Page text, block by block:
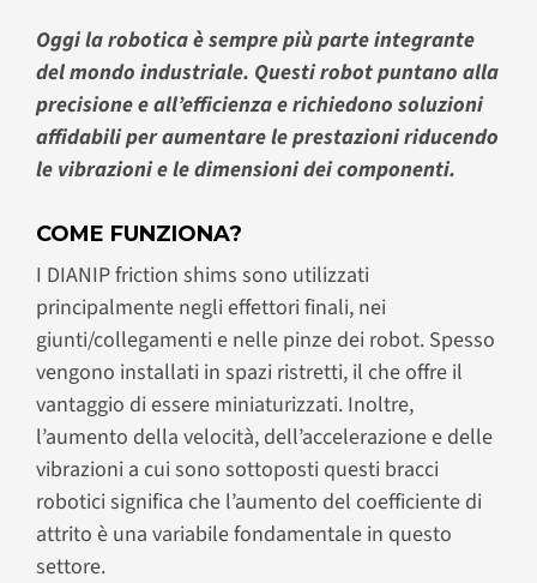
Oggi la robotica è sempre più parte integrante
del mondo industriale. Questi robot puntano alla
precisione e all’efficienza e richiedono soluzioni
affidabili per aumentare le prestazioni riducendo
le vibrazioni e le dimensioni dei componenti.
COME FUNZIONA?
I DIANIP friction shims sono utilizzati
principalmente negli effettori finali, nei
giunti/collegamenti e nelle pinze dei robot. Spesso
vengono installati in spazi ristretti, il che offre il
vantaggio di essere miniaturizzati. Inoltre,
l’aumento della velocità, dell’accelerazione e delle
vibrazioni a cui sono sottoposti questi bracci
robotici significa che l’aumento del coefficiente di
attrito è una variabile fondamentale in questo
settore.